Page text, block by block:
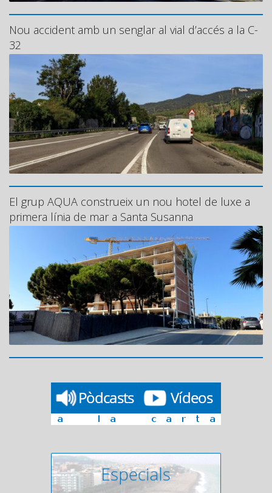
Nou accident amb un senglar al vial d’accés a la C-
32
El grup AQUA construeix un nou hotel de luxe a
primera línia de mar a Santa Susanna